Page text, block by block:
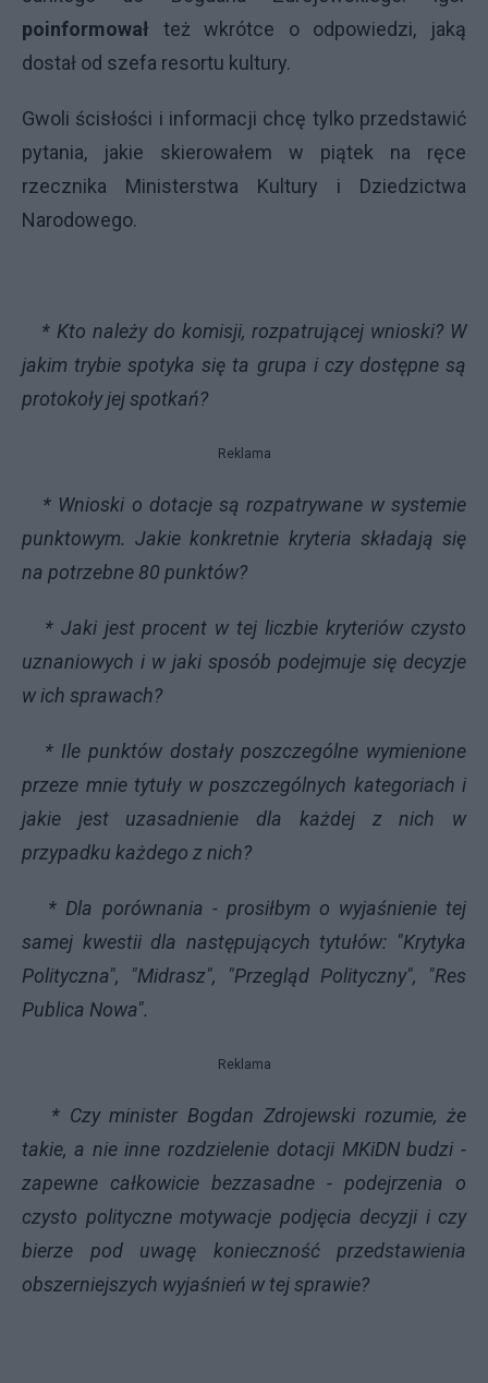
poinformował też wkrótce o odpowiedzi, jaką
dostał od szefa resortu kultury.
Gwoli ścisłości i informacji chcę tylko przedstawić
pytania, jakie skierowałem w piątek na ręce
rzecznika Ministerstwa Kultury i Dziedzictwa
Narodowego.
* Kto należy do komisji, rozpatrującej wnioski? W
jakim trybie spotyka się ta grupa i czy dostępne są
protokoły jej spotkań?
Reklama
* Wnioski o dotacje są rozpatrywane w systemie
punktowym. Jakie konkretnie kryteria składają się
na potrzebne 80 punktów?
* Jaki jest procent w tej liczbie kryteriów czysto
uznaniowych i w jaki sposób podejmuje się decyzje
w ich sprawach?
* Ile punktów dostały poszczególne wymienione
przeze mnie tytuły w poszczególnych kategoriach i
jakie jest uzasadnienie dla każdej z nich w
przypadku każdego z nich?
* Dla porównania - prosiłbym o wyjaśnienie tej
samej kwestii dla następujących tytułów: "Krytyka
Polityczna", "Midrasz", "Przegląd Polityczny", "Res
Publica Nowa".
Reklama
* Czy minister Bogdan Zdrojewski rozumie, że
takie, a nie inne rozdzielenie dotacji MKiDN budzi -
zapewne całkowicie bezzasadne - podejrzenia o
czysto polityczne motywacje podjęcia decyzji i czy
bierze pod uwagę konieczność przedstawienia
obszerniejszych wyjaśnień w tej sprawie?